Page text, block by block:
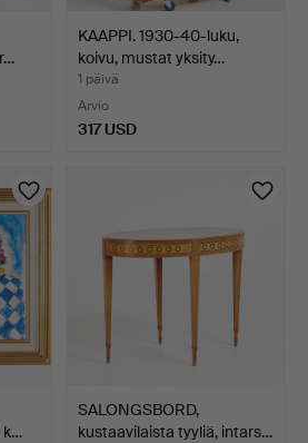
KAAPPI. 1930-40-luku,
koivu, mustat yksity…
1 päivä
Arvio
317 USD
k…
SALONGSBORD,
kustaavilaista tyyliä, intars…